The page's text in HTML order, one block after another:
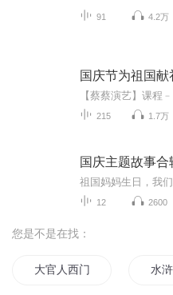
91 4.2万
国庆节为祖国献
215 1.7万
国庆主题故事合
12 2600
您是不是在找：
大官人西门庆 水